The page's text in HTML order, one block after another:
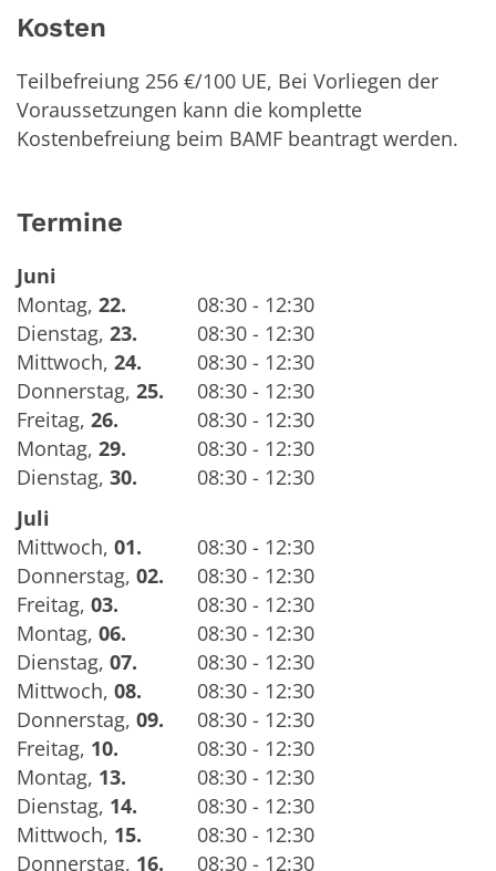
Kosten
Teilbefreiung 256 €/100 UE, Bei Vorliegen der
Voraussetzungen kann die komplette
Kostenbefreiung beim BAMF beantragt werden.
Termine
Juni
Montag, 22.
08:30 - 12:30
Dienstag, 23.
08:30 - 12:30
Mittwoch, 24.
08:30 - 12:30
Donnerstag, 25.
08:30 - 12:30
Freitag, 26.
08:30 - 12:30
Montag, 29.
08:30 - 12:30
Dienstag, 30.
08:30 - 12:30
Juli
Mittwoch, 01.
08:30 - 12:30
Donnerstag, 02.
08:30 - 12:30
Freitag, 03.
08:30 - 12:30
Montag, 06.
08:30 - 12:30
Dienstag, 07.
08:30 - 12:30
Mittwoch, 08.
08:30 - 12:30
Donnerstag, 09.
08:30 - 12:30
Freitag, 10.
08:30 - 12:30
Montag, 13.
08:30 - 12:30
Dienstag, 14.
08:30 - 12:30
Mittwoch, 15.
08:30 - 12:30
Donnerstag, 16. 08:30 - 12:30